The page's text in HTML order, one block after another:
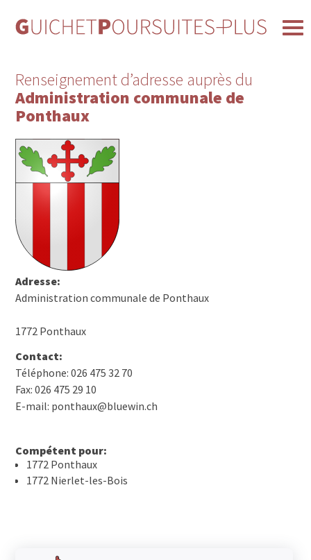
Renseignement d’adresse auprès du
Administration communale de
Ponthaux
Adresse:
Administration communale de Ponthaux
1772 Ponthaux
Contact:
Téléphone: 026 475 32 70
Fax: 026 475 29 10
E-mail: ponthaux@bluewin.ch
Compétent pour:
1772 Ponthaux
1772 Nierlet-les-Bois